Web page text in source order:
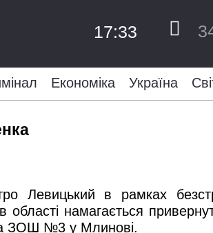
17:33
Економіка Україна
Левицький в рамках
намагається
та ЗОШ №3 у Млинові.